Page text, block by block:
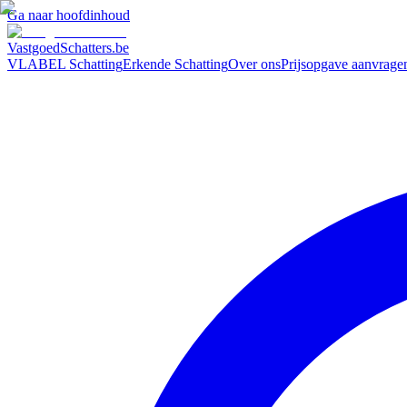
Ga naar hoofdinhoud
VastgoedSchatters.be
VLABEL SchattingErkende SchattingOver onsPrijsopgave